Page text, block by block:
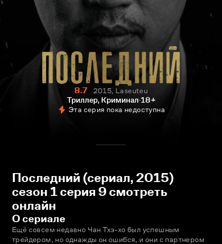
8.7
2015, Laseuteu
Триллер, Криминал 18+
Эта серия пока недоступна
Последний (сериал, 2015)
сезон 1 серия 9 смотреть
онлайн
О сериале
Ещё совсем недавно Чан Тхэ-хо был успешным
трейдером, но однажды он ошибся, и они с партнером